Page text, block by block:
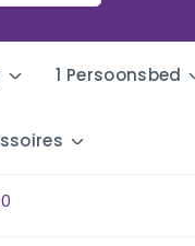
1 Persoonsbed